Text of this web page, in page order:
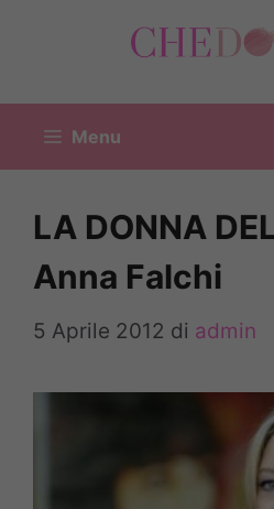
Menu
LA DONNA
Anna Falchi
5 Aprile 2012 di admin